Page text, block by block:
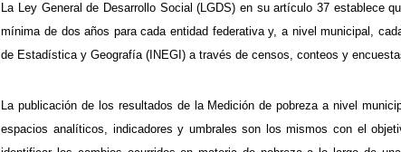
La Ley General de Desarrollo Social (LGDS) en su artículo 37 establece
mínima de dos años para cada entidad federativa y, a nivel municipal,
de Estadística y Geografía (INEGI) a través de censos, conteos y
La publicación de los resultados de la Medición de pobreza a nivel
espacios analíticos, indicadores y umbrales son los mismos con el